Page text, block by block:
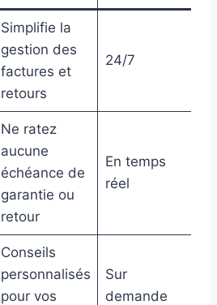
Simplifie la
gestion des
factures et
retours
24/7
Ne ratez
aucune
échéance de
garantie ou
retour
En temps
réel
Conseils
personnalisés
pour vos
Sur
demande